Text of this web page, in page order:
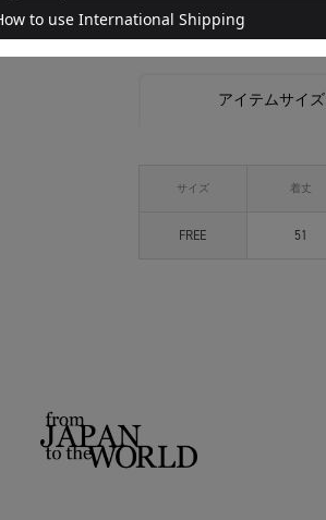
アイテムサイズ
サイズ 着丈
FREE 51